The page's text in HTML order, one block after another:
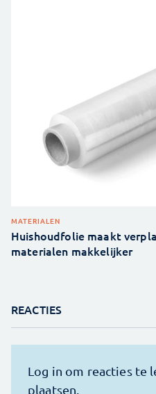
MATERIALEN
Huishoudfolie maakt
materialen makkelijker
REACTIES